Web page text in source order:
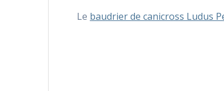
Le baudrier de canicross Ludus